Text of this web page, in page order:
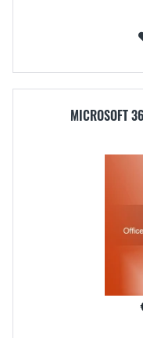
MICROSOFT